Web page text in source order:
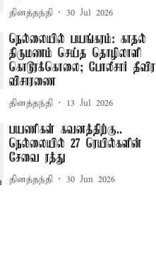
தினத்தந்தி 30 Jul 2026
நெல்லையில் பயங்கரம்: காதல்
திருமணம் செய்த தொழிலாளி
கொடூரக்கொலை; போலீசார் தீவிர
விசாரணை
தினத்தந்தி 13 Jul 2026
பயணிகள் கவனத்திற்கு..
நெல்லையில் 27 ரெயில்களின்
சேவை ரத்து
தினத்தந்தி 30 Jun 2026